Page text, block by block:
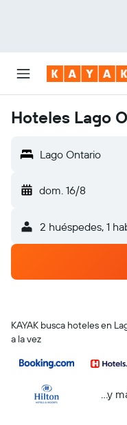
Hoteles Lago
Lago Ontario
dom. 16/8
2 huéspedes, 1
KAYAK busca hoteles en
a la vez
...y